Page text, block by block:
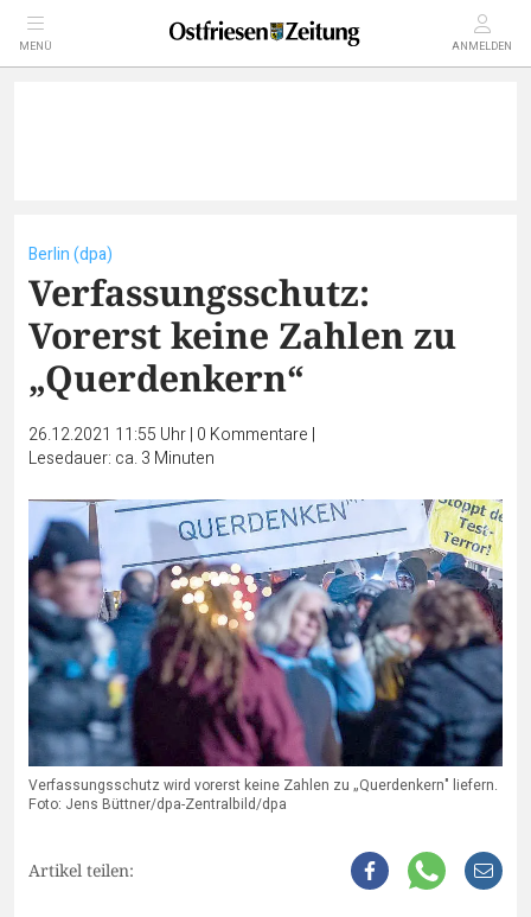
MENÜ ANMELDEN
Berlin (dpa)
Verfassungsschutz:
Vorerst keine Zahlen zu
„Querdenkern“
26.12.2021 11:55 Uhr| 0 Kommentare |
Lesedauer: ca. 3 Minuten
Verfassungsschutz wird vorerst keine Zahlen zu „Querdenkern" liefern.
Foto: Jens Büttner/dpa-Zentralbild/dpa
Artikel teilen: